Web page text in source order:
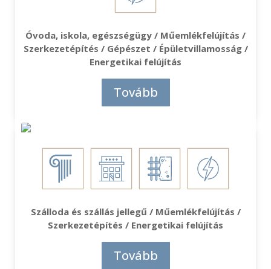
Óvoda, iskola, egészségügy / Műemlékfelújítás /
Szerkezetépítés / Gépészet / Épületvillamosság /
Energetikai felújítás
Tovább
Szálloda és szállás jellegű / Műemlékfelújítás /
Szerkezetépítés / Energetikai felújítás
Tovább